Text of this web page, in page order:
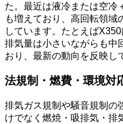
た。最近は液冷または空冷
も増えており、高回転領域
しています。たとえば
排気量は小さいながらも中
おり、最新の動向を反映し
法規制・燃費・環境対
排気ガス規制や騒音規制の
けでなく燃焼・吸排気・排